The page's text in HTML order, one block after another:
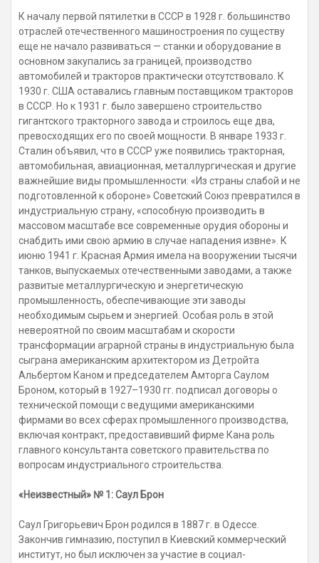
К началу первой пятилетки в СССР в 1928 г. большинство
отраслей отечественного машиностроения по существу
еще не начало развиваться — станки и оборудование в
основном закупались за границей, производство
автомобилей и тракторов практически отсутствовало. К
1930 г. США оставались главным поставщиком тракторов
в СССР. Но к 1931 г. было завершено строительство
гигантского тракторного завода и строилось еще два,
превосходящих его по своей мощности. В январе 1933 г.
Сталин объявил, что в СССР уже появились тракторная,
автомобильная, авиационная, металлургическая и другие
важнейшие виды промышленности: «Из страны слабой и не
подготовленной к обороне» Советский Союз превратился в
индустриальную страну, «способную производить в
массовом масштабе все современные орудия обороны и
снабдить ими свою армию в случае нападения извне». К
июню 1941 г. Красная Армия имела на вооружении тысячи
танков, выпускаемых отечественными заводами, а также
развитые металлургическую и энергетическую
промышленность, обеспечивающие эти заводы
необходимым сырьем и энергией. Особая роль в этой
невероятной по своим масштабам и скорости
трансформации аграрной страны в индустриальную была
сыграна американским архитектором из Детройта
Альбертом Каном и председателем Амторга Саулом
Броном, который в 1927–1930 гг. подписал договоры о
технической помощи с ведущими американскими
фирмами во всех сферах промышленного производства,
включая контракт, предоставивший фирме Кана роль
главного консультанта советского правительства по
вопросам индустриального строительства.
«Неизвестный» № 1: Саул Брон
Саул Григорьевич Брон родился в 1887 г. в Одессе.
Закончив гимназию, поступил в Киевский коммерческий
институт, но был исключен за участие в социал-